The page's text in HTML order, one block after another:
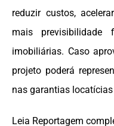
reduzir custos,
mais previsibilidade
imobiliárias. Caso
projeto poderá
nas garantias
Leia Reportagem